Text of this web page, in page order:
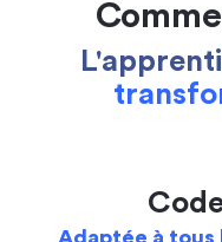
Adaptée à tous